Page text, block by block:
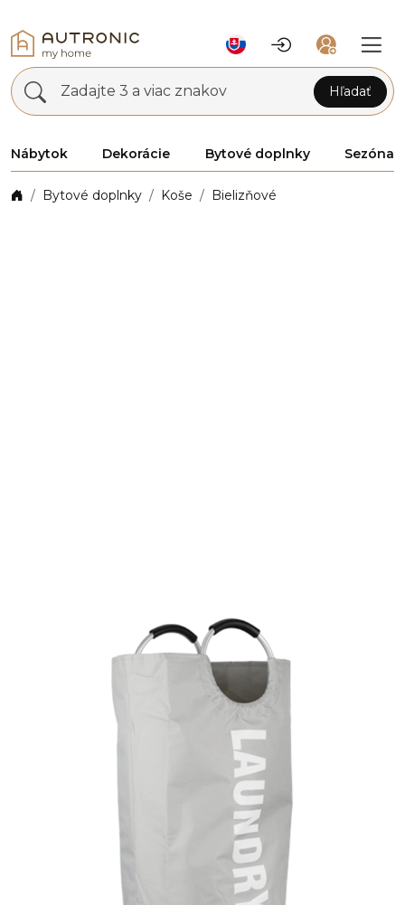
Zadajte 3 a viac znakov Hľadať
Nábytok Dekorácie Bytové doplnky Sezóna
Bytové doplnky Koše Bielizňové